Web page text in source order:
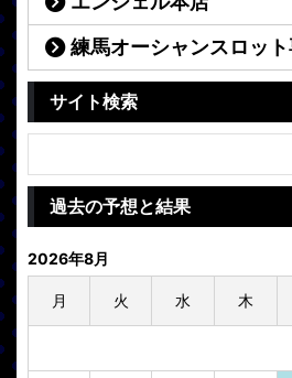
練馬オーシャンスロッ
サイト検索
過去の予想と結果
2026年8月
月 火 水 木